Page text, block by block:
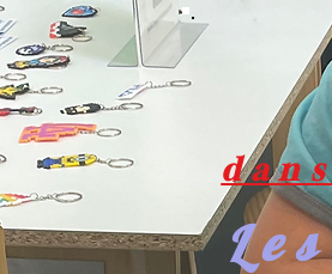
dans
Les